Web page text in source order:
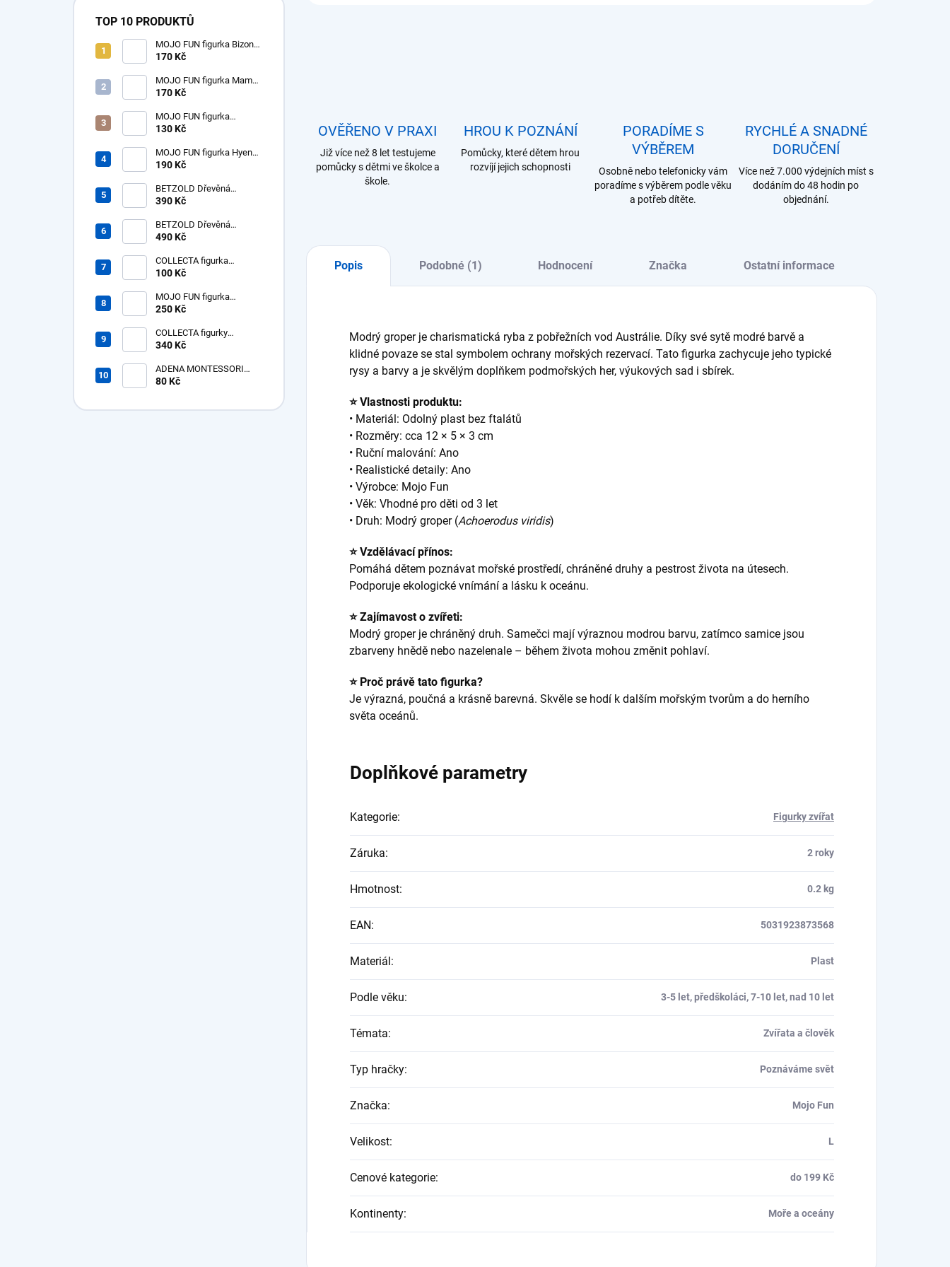
TOP 10 PRODUKTŮ
MOJO FUN figurka Bizon
americký samice
170 Kč
MOJO FUN figurka Mamut
mládě
170 Kč
MOJO FUN figurka
dinosaurus Tyrannosaurus
130 Kč
MOJO FUN figurka Hyena
prehistorická - Hyaenodon
190 Kč
BETZOLD Dřevěná
desítková soustava - tisíc -
390 Kč
BETZOLD Dřevěná
desítková soustava -
490 Kč
COLLECTA figurka
dinosaurus Tyrannosaurus
100 Kč
MOJO FUN figurka
Nosorožec prehistorický
250 Kč
COLLECTA figurky
Prehistorická zvířata v
340 Kč
ADENA MONTESSORI
Bavlněná žínka bez poutka
80 Kč
OVĚŘENO V PRAXI
Již více než 8 let testujeme
pomůcky s dětmi ve školce a
škole.
HROU K POZNÁNÍ
Pomůcky, které dětem hrou
rozvíjí jejich schopnosti
PORADÍME S
VÝBĚREM
Osobně nebo telefonicky vám
poradíme s výběrem podle věku
a potřeb dítěte.
RYCHLÉ A SNADNÉ
DORUČENÍ
Více než 7.000 výdejních míst s
dodáním do 48 hodin po
objednání.
Popis Podobné (1) Hodnocení Značka Ostatní informace
Modrý groper je charismatická ryba z pobřežních vod Austrálie. Díky své sytě modré barvě a
klidné povaze se stal symbolem ochrany mořských rezervací. Tato figurka zachycuje jeho typické
rysy a barvy a je skvělým doplňkem podmořských her, výukových sad i sbírek.
⭐ Vlastnosti produktu:
• Materiál: Odolný plast bez ftalátů
• Rozměry: cca 12 × 5 × 3 cm
• Ruční malování: Ano
• Realistické detaily: Ano
• Výrobce: Mojo Fun
• Věk: Vhodné pro děti od 3 let
• Druh: Modrý groper (Achoerodus viridis)
⭐ Vzdělávací přínos:
Pomáhá dětem poznávat mořské prostředí, chráněné druhy a pestrost života na útesech.
Podporuje ekologické vnímání a lásku k oceánu.
⭐ Zajímavost o zvířeti:
Modrý groper je chráněný druh. Samečci mají výraznou modrou barvu, zatímco samice jsou
zbarveny hnědě nebo nazelenale – během života mohou změnit pohlaví.
⭐ Proč právě tato figurka?
Je výrazná, poučná a krásně barevná. Skvěle se hodí k dalším mořským tvorům a do herního
světa oceánů.
Doplňkové parametry
Kategorie: Figurky zvířat
Záruka: 2 roky
Hmotnost: 0.2 kg
EAN: 5031923873568
Materiál: Plast
Podle věku: 3-5 let, předškoláci, 7-10 let, nad 10 let
Témata: Zvířata a člověk
Typ hračky: Poznáváme svět
Značka: Mojo Fun
Velikost: L
Cenové kategorie: do 199 Kč
Kontinenty: Moře a oceány